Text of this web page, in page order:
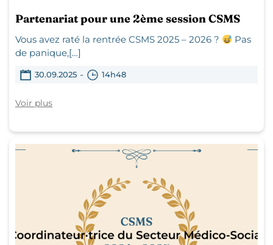
Partenariat pour une 2ème session CSMS
Vous avez raté la rentrée CSMS 2025 – 2026 ?
Pas
de panique,[…]
30.09.2025 - 14h48
Voir plus